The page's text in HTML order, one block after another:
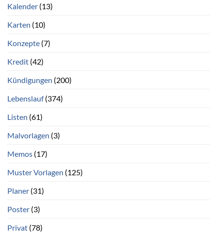
Kalender (13)
Karten (10)
Konzepte (7)
Kredit (42)
Kündigungen (200)
Lebenslauf(374)
Listen (61)
Malvorlagen (3)
Memos (17)
Muster Vorlagen (125)
Planer (31)
Poster (3)
Privat (78)